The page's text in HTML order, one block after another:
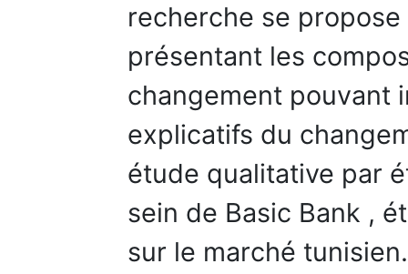
recherche se propose
présentant les
changement pouvant
explicatifs du
étude qualitative par
sein de Basic Bank ,
sur le marché